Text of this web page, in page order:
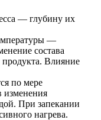
— глубину их
—
состава
Влияние
по мере
изменения
При запекании
нагрева.